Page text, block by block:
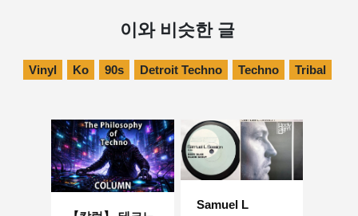
이와 비슷한 글
Vinyl Ko 90s Detroit Techno Techno Tribal
Samuel L